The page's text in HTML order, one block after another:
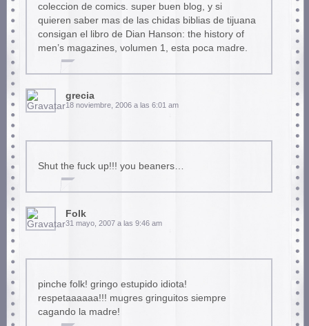
coleccion de comics. super buen blog, y si
quieren saber mas de las chidas biblias de tijuana
consigan el libro de Dian Hanson: the history of
men’s magazines, volumen 1, esta poca madre.
grecia
18 noviembre, 2006 a las 6:01 am
Shut the fuck up!!! you beaners…
Folk
31 mayo, 2007 a las 9:46 am
pinche folk! gringo estupido idiota!
respetaaaaaa!!! mugres gringuitos siempre
cagando la madre!